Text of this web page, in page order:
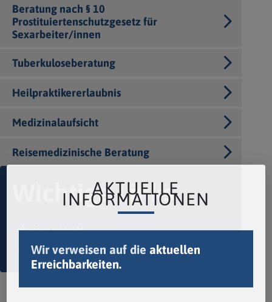
Beratung nach § 10
Prostituiertenschutzgesetz für
Sexarbeiter/innen
Tuberkuloseberatung
Heilpraktikererlaubnis
Medizinalaufsicht
Reisemedizinische Beratung
Wichtige Links
Serviceportal
Formulare
AKTUELLE
INFORMATIONEN
Wir verweisen auf die aktuellen
Erreichbarkeiten.